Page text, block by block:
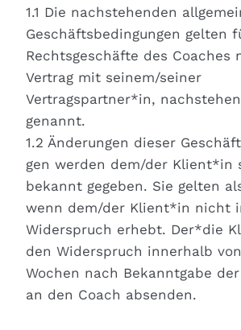
1.1 Die nach­ste­hen­den
Geschäfts­be­din­gun­gen gel­ten
Rechts­ge­schäf­te des Coa­ches
Ver­trag mit seinem/seiner
Vertragspartner*in,
genannt.
1.2 Ände­run­gen die­ser
gen wer­den dem/der Klient*in
bekannt gege­ben. Sie gel­ten
wenn dem/der Klient*in nicht
Wider­spruch erhebt. Der*die
den Wider­spruch inner­halb
Wochen nach Bekannt­ga­be
an den Coach absen­den.